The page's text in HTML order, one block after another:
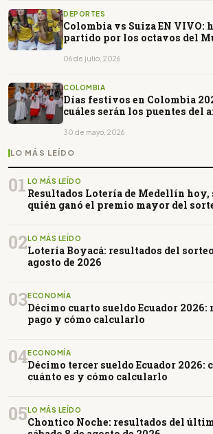
DEPORTES
Colombia vs Suiza EN VIVO:
partido por los octavos del
06 de julio, 2026
COLOMBIA
Días festivos en Colombia
cuáles serán los puentes del
30 de mayo, 2026
LO MÁS LEÍDO
01 LO MÁS LEÍDO
Resultados Lotería de Medellín hoy,
quién ganó el premio mayor del
02 LO MÁS LEÍDO
Lotería Boyacá: resultados del
agosto de 2026
03ECONOMÍA
Décimo cuarto sueldo Ecuador 2026:
pago y cómo calcularlo
04ECONOMÍA
Décimo tercer sueldo Ecuador 2026:
cuánto es y cómo calcularlo
05 LO MÁS LEÍDO
Chontico Noche: resultados del